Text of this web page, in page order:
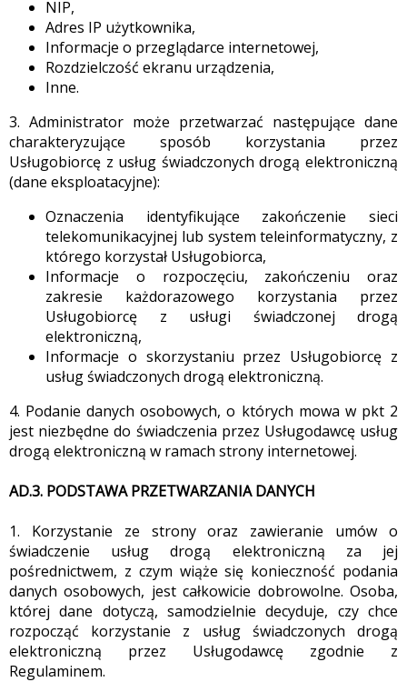
NIP,
Adres IP użytkownika,
Informacje o przeglądarce internetowej,
Rozdzielczość ekranu urządzenia,
Inne.
3. Administrator może przetwarzać następujące dane
charakteryzujące sposób korzystania przez
Usługobiorcę z usług świadczonych drogą elektroniczną
(dane eksploatacyjne):
Oznaczenia identyfikujące zakończenie sieci
telekomunikacyjnej lub system teleinformatyczny, z
którego korzystał Usługobiorca,
Informacje o rozpoczęciu, zakończeniu oraz
zakresie każdorazowego korzystania przez
Usługobiorcę z usługi świadczonej drogą
elektroniczną,
Informacje o skorzystaniu przez Usługobiorcę z
usług świadczonych drogą elektroniczną.
4. Podanie danych osobowych, o których mowa w pkt 2
jest niezbędne do świadczenia przez Usługodawcę usług
drogą elektroniczną w ramach strony internetowej.
AD.3. PODSTAWA PRZETWARZANIA DANYCH
1. Korzystanie ze strony oraz zawieranie umów o
świadczenie usług drogą elektroniczną za jej
pośrednictwem, z czym wiąże się konieczność podania
danych osobowych, jest całkowicie dobrowolne. Osoba,
której dane dotyczą, samodzielnie decyduje, czy chce
rozpocząć korzystanie z usług świadczonych drogą
elektroniczną przez Usługodawcę zgodnie z
Regulaminem.